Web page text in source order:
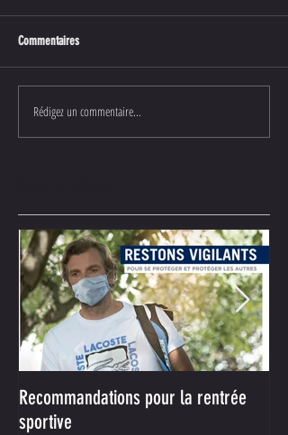
Commentaires
Rédigez un commentaire...
Recommandations pour la rentrée
sportive